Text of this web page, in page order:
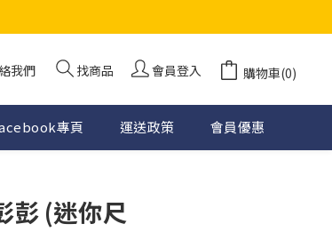
我們 找商品 會員登入 購物車(0)
專頁 運送政策 會員優惠
彭 (迷你尺